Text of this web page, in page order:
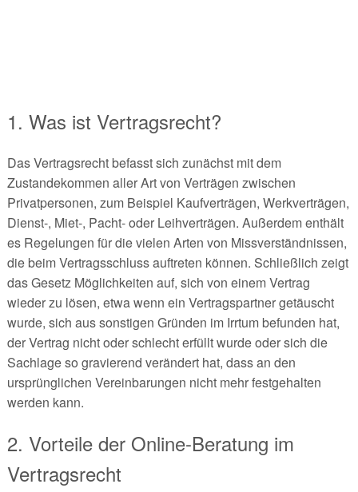
1. Was ist Vertragsrecht?
Das Vertragsrecht befasst sich zunächst mit dem
Zustandekommen aller Art von Verträgen zwischen
Privatpersonen, zum Beispiel Kaufverträgen, Werkverträgen,
Dienst-, Miet-, Pacht- oder Leihverträgen. Außerdem enthält
es Regelungen für die vielen Arten von Missverständnissen,
die beim Vertragsschluss auftreten können. Schließlich zeigt
das Gesetz Möglichkeiten auf, sich von einem Vertrag
wieder zu lösen, etwa wenn ein Vertragspartner getäuscht
wurde, sich aus sonstigen Gründen im Irrtum befunden hat,
der Vertrag nicht oder schlecht erfüllt wurde oder sich die
Sachlage so gravierend verändert hat, dass an den
ursprünglichen Vereinbarungen nicht mehr festgehalten
werden kann.
2. Vorteile der Online-Beratung im
Vertragsrecht